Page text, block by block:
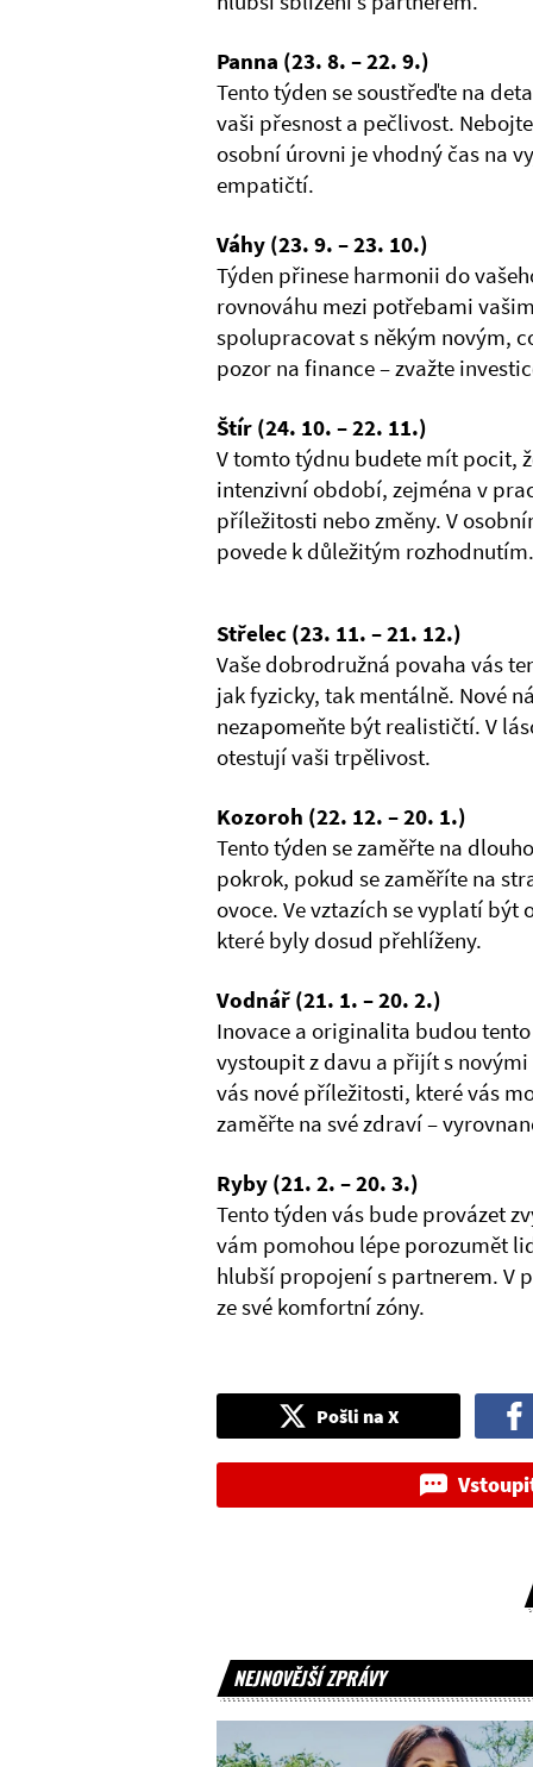
Panna (23. 8. – 22. 9.)
Tento týden se soustřeďte na
vaši přesnost a pečlivost.
osobní úrovni je vhodný čas na
empatičtí.
Váhy (23. 9. – 23. 10.)
Týden přinese harmonii do
rovnováhu mezi potřebami
spolupracovat s někým novým,
pozor na finance – zvažte
Štír (24. 10. – 22. 11.)
V tomto týdnu budete mít pocit,
intenzivní období, zejména v
příležitosti nebo změny. V
povede k důležitým rozhodnutím.
Střelec (23. 11. – 21. 12.)
Vaše dobrodružná povaha vás
jak fyzicky, tak mentálně. Nové
nezapomeňte být realističtí. V
otestují vaši trpělivost.
Kozoroh (22. 12. – 20. 1.)
Tento týden se zaměřte na
pokrok, pokud se zaměříte na
ovoce. Ve vztazích se vyplatí být
které byly dosud přehlíženy.
Vodnář (21. 1. – 20. 2.)
Inovace a originalita budou
vystoupit z davu a přijít s
vás nové příležitosti, které vás
zaměřte na své zdraví –
Ryby (21. 2. – 20. 3.)
Tento týden vás bude provázet
vám pomohou lépe porozumět
hlubší propojení s partnerem. V
ze své komfortní zóny.
Pošli na X
NEJNOVĚJŠÍ ZPRÁVY